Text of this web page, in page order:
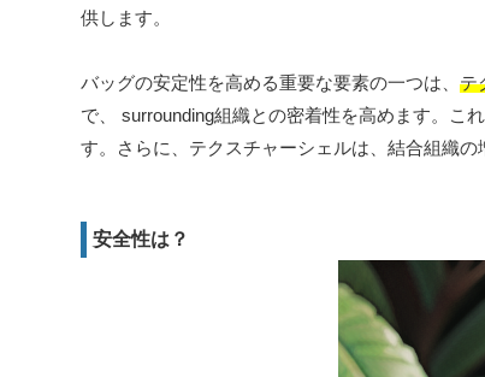
供します。
バッグの安定性を高める重要な要素の一つは、 テ
で、 surrounding組織との密着性を高めます。こ
す。さらに、テクスチャーシェルは、結合組織
安全性は？